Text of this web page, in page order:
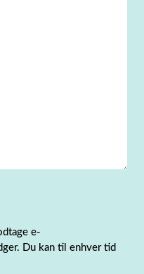
e-
Du kan til enhver tid